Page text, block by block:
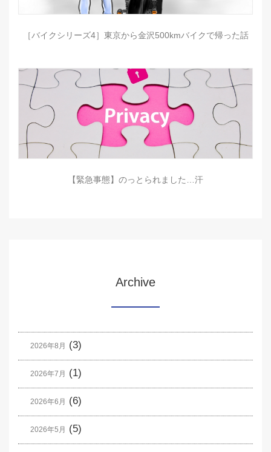
［バイクシリーズ4］東京から金沢500kmバイクで帰った話
【緊急事態】のっとられました…汗
Archive
2026年8月 (3)
2026年7月 (1)
2026年6月 (6)
2026年5月 (5)